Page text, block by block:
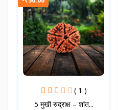
( 1 )
5 मुखी रुद्राक्ष – शांत...